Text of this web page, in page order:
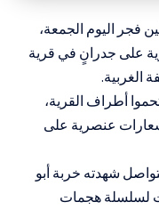
فجر اليوم الجمعة،
على جدرانٍ في قرية
الغربية.
أطراف القرية،
عنصرية على
شهدته خربة أبو
لسلسلة هجمات